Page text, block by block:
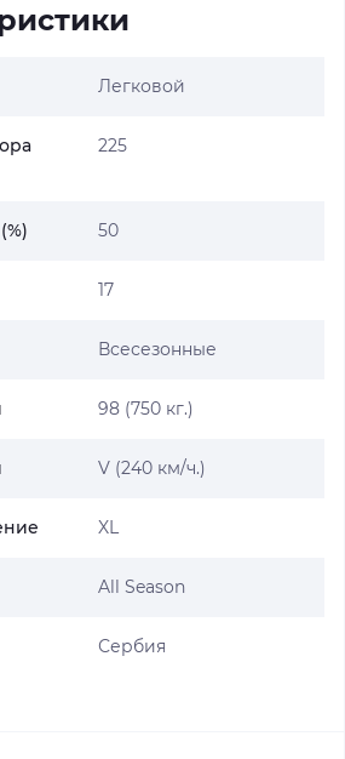
Легковой
225
50
17
Всесезонные
98 (750 кг.)
V (240 км/ч.)
XL
All Season
Сербия